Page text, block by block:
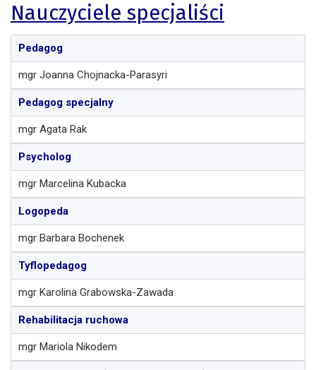
Nauczyciele specjaliści
Pedagog
mgr Joanna Chojnacka-Parasyri
Pedagog specjalny
mgr Agata Rak
Psycholog
mgr Marcelina Kubacka
Logopeda
mgr Barbara Bochenek
Tyflopedagog
mgr Karolina Grabowska-Zawada
Rehabilitacja ruchowa
mgr Mariola Nikodem